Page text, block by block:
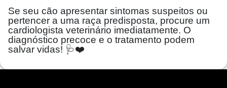
Se seu cão apresentar sintomas suspeitos ou
pertencer a uma raça predisposta, procure um
cardiologista veterinário imediatamente. O
diagnóstico precoce e o tratamento podem
salvar vidas! 🩺❤️